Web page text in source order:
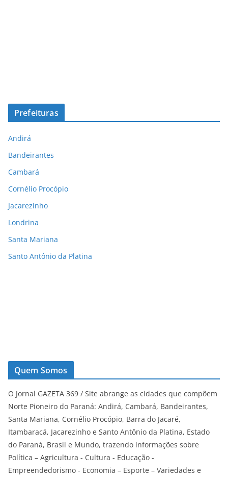
Prefeituras
Andirá
Bandeirantes
Cambará
Cornélio Procópio
Jacarezinho
Londrina
Santa Mariana
Santo Antônio da Platina
Quem Somos
O Jornal GAZETA 369 / Site abrange as cidades que compõem
Norte Pioneiro do Paraná: Andirá, Cambará, Bandeirantes,
Santa Mariana, Cornélio Procópio, Barra do Jacaré,
Itambaracá, Jacarezinho e Santo Antônio da Platina, Estado
do Paraná, Brasil e Mundo, trazendo informações sobre
Política – Agricultura - Cultura - Educação -
Empreendedorismo - Economia – Esporte – Variedades e